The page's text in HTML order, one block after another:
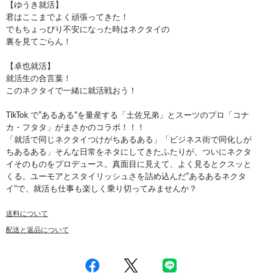
【ゆうき就活】
君はここまでよく頑張ってきた！
でもちょっぴり不安になった時はネクタイの
裏を見てごらん！
【卓也就活】
就活生の合言葉！
このネクタイで一緒に就活戦おう！
TikTok で“あるある"を量産する「土佐兄弟」とスーツのプロ「コナ
カ・フタタ」がまさかのコラボ！！！
「就活で同じネクタイつけがちあるある」「ビジネス街で同化しが
ちあるある」そんな日常をネタにしてきたふたりが、ついにネクタ
イそのものをプロデュース。真面目に見えて、よく見るとクスッと
くる。ユーモアとスタイリッシュさを詰め込んだ“あるあるネクタ
イ"で、就活も仕事も楽しく乗り切ってみませんか？
送料について
配送と返品について